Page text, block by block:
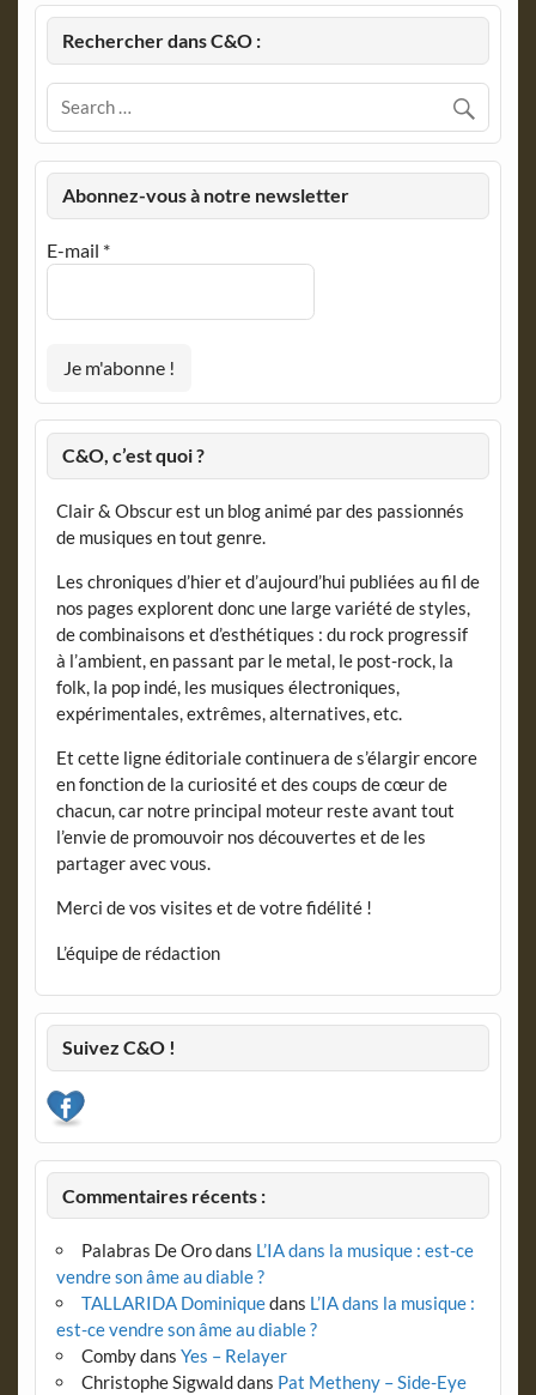
Rechercher dans C&O :
Abonnez-vous à notre newsletter
E-mail *
C&O, c’est quoi ?
Clair & Obscur est un blog animé par des passionnés
de musiques en tout genre.
Les chroniques d’hier et d’aujourd’hui publiées au fil de
nos pages explorent donc une large variété de styles,
de combinaisons et d’esthétiques : du rock progressif
à l’ambient, en passant par le metal, le post-rock, la
folk, la pop indé, les musiques électroniques,
expérimentales, extrêmes, alternatives, etc.
Et cette ligne éditoriale continuera de s’élargir encore
en fonction de la curiosité et des coups de cœur de
chacun, car notre principal moteur reste avant tout
l’envie de promouvoir nos découvertes et de les
partager avec vous.
Merci de vos visites et de votre fidélité !
L’équipe de rédaction
Suivez C&O !
Commentaires récents :
Palabras De Orodans L’IA dans la musique : est-ce
vendre son âme au diable ?
TALLARIDA Dominiquedans L’IA dans la musique :
est-ce vendre son âme au diable ?
Combydans Yes – Relayer
Christophe Sigwalddans Pat Metheny – Side-Eye